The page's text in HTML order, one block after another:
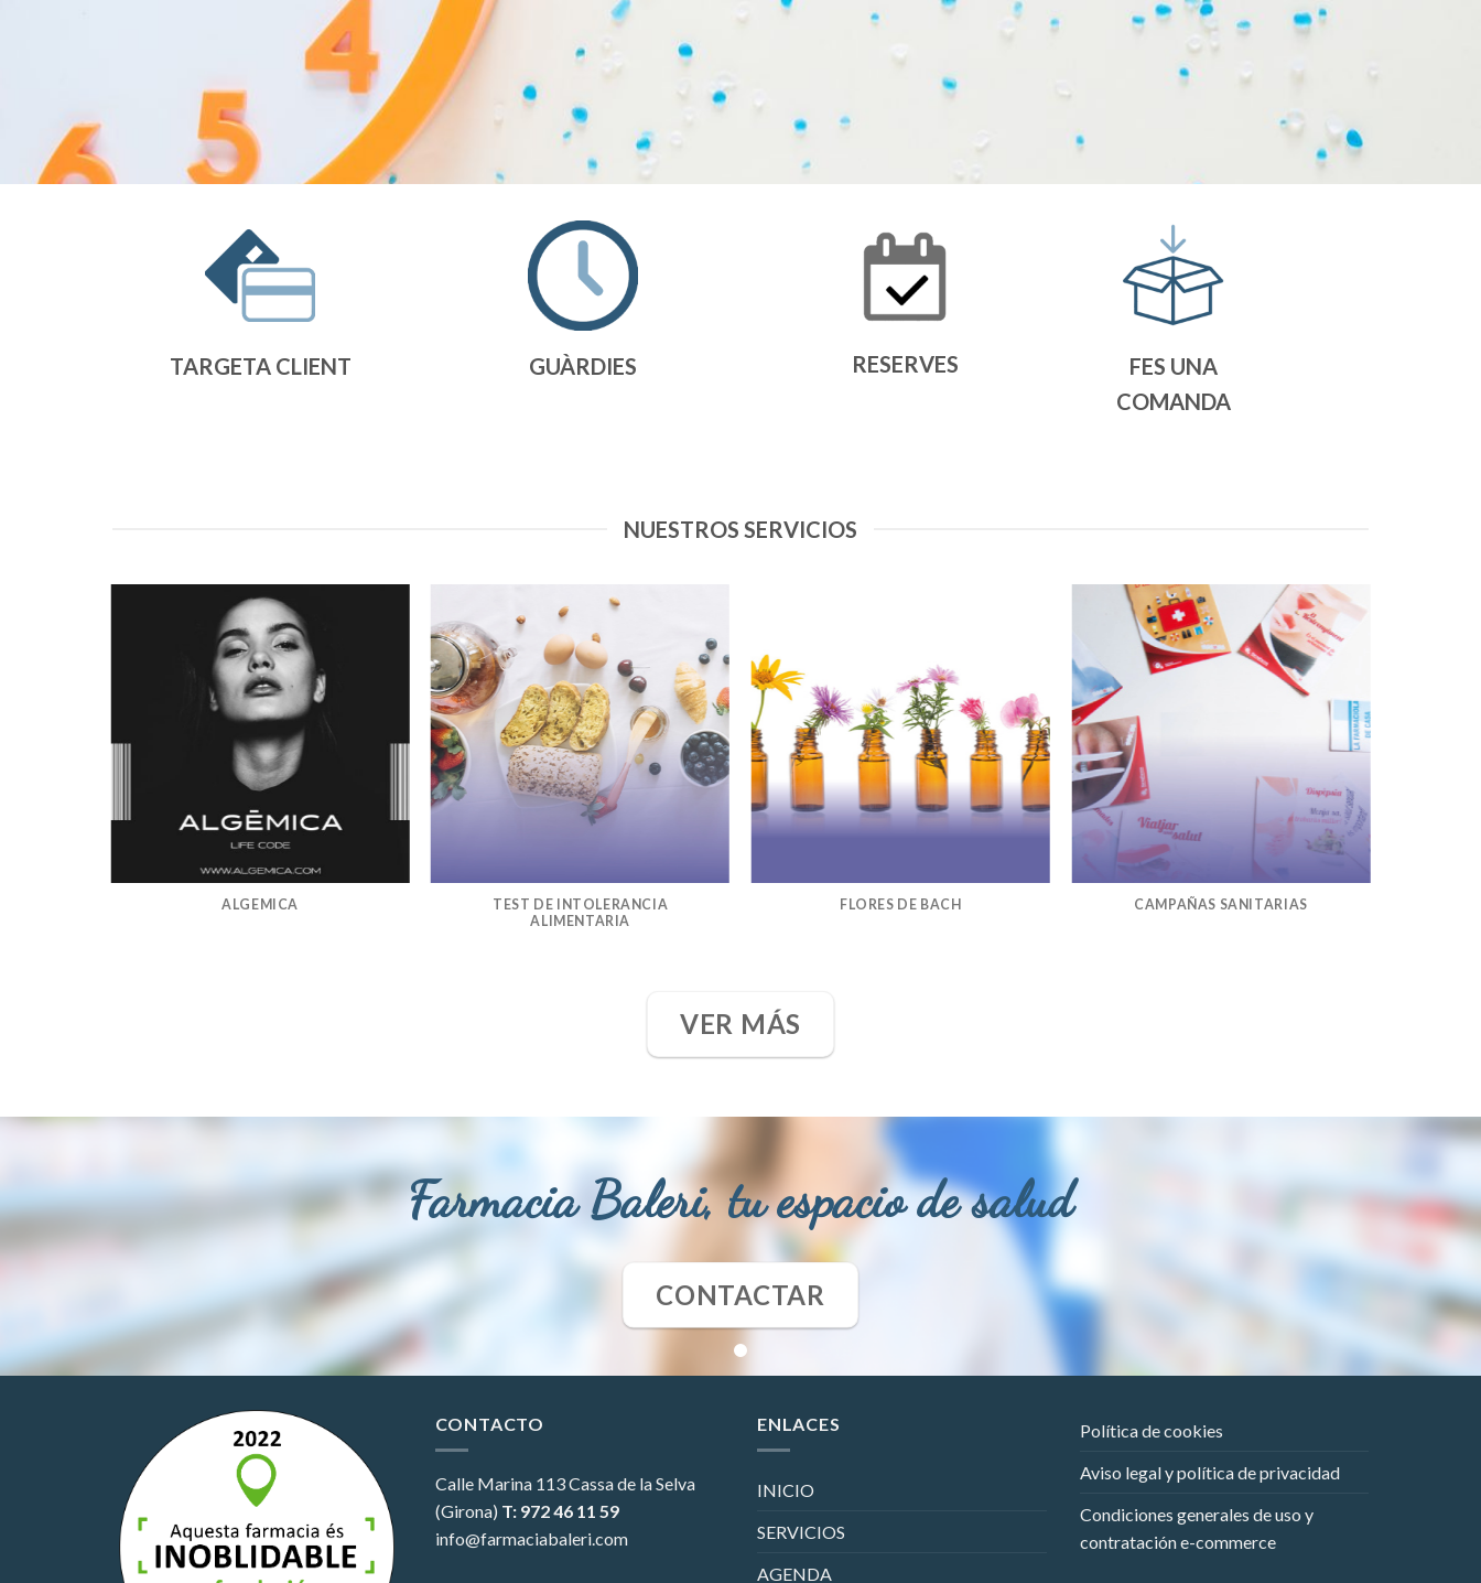
TARGETA CLIENT GUÀRDIES RESERVES
FES UNA
COMANDA
NUESTROS SERVICIOS
ALGEMICA
TEST DE INTOLERANCIA
ALIMENTARIA
FLORES DE BACH CAMPAÑAS SANITARIAS
VER MÁS
Farmacia Baleri, tu espacio de salud
CONTACTAR
CONTACTO
Calle Marina 113Cassa de la Selva
(Girona) T: 972 46 11 59
info@farmaciabaleri.com
ENLACES
INICIO
SERVICIOS
AGENDA
Política de cookies
Aviso legal y política de privacidad
Condiciones generales de uso y
contratación e-commerce